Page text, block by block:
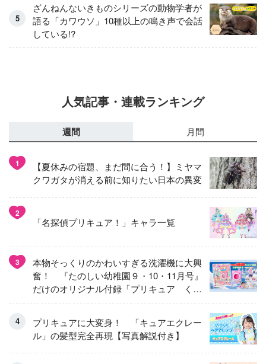
ざんねんないきものシリーズの動物学者が
語る「カワウソ」10種以上の鳴き声で会話
している!?
人気記事・連載ランキング
週間 月間
1
【夏休みの宿題、まだ間に合う！】ミヤマ
クワガタが消える前に知りたい日本の異変
2
「名探偵プリキュア！」キャラ一覧
3
本物そっくりのかわいすぎる洗濯機に大興
奮！ 『たのしい幼稚園９・10・11月号』
だけのオリジナル付録「プリキュア くる
くるせんたくき」
プリキュアに大変身！ 「キュアエクレー
ル」の髪型完全再現【写真解説付き】